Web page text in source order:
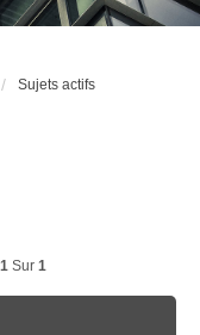
Sujets actifs
1Sur 1